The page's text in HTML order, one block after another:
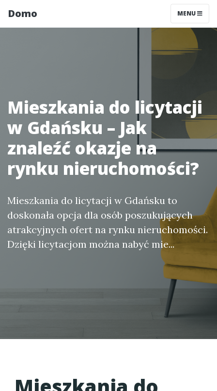
Domo MENU
Mieszkania do licytacji
w Gdańsku – Jak
znaleźć okazje na
rynku nieruchomości?
Mieszkania do licytacji w Gdańsku to
doskonała opcja dla osób poszukujących
atrakcyjnych ofert na rynku nieruchomości.
Dzięki licytacjom można nabyć mie...